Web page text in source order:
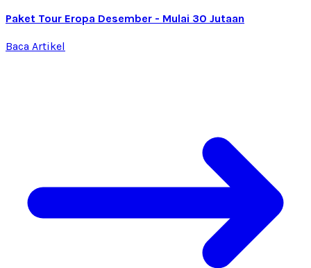
Paket Tour Eropa Desember - Mulai 30 Jutaan
Baca Artikel